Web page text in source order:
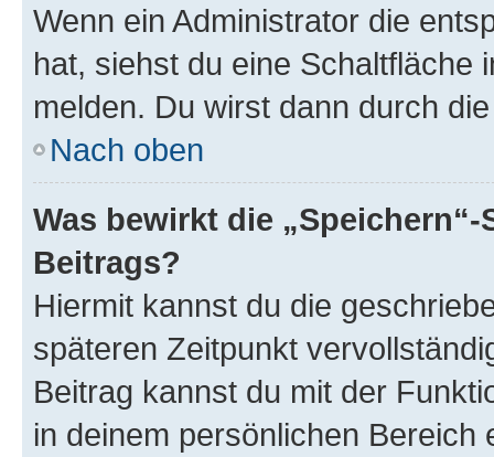
Wenn ein Administrator die
hat, siehst du eine Schaltfläche
melden. Du wirst dann durch
Nach oben
Was bewirkt die
Beitrags?
Hiermit kannst du die
späteren Zeitpunkt
Beitrag kannst du mit der
in deinem persönlichen Bereich